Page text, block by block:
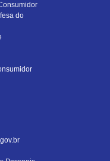
do